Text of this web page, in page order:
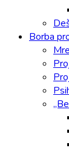
Borba